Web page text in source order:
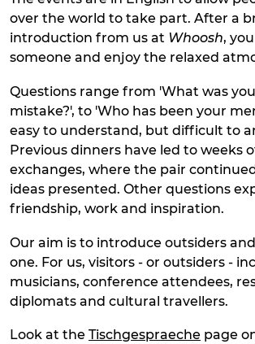
over the world to take part. After a
introduction from us at Whoosh,
someone and enjoy the relaxed
Questions range from 'What was
mistake?', to 'Who has been your
easy to understand, but difficult to
Previous dinners have led to weeks
exchanges, where the pair
ideas presented. Other questions
friendship, work and inspiration.
Our aim is to introduce outsiders
one. For us, visitors - or outsiders -
musicians, conference attendees,
diplomats and cultural travellers.
Look at the Tischgespraeche page